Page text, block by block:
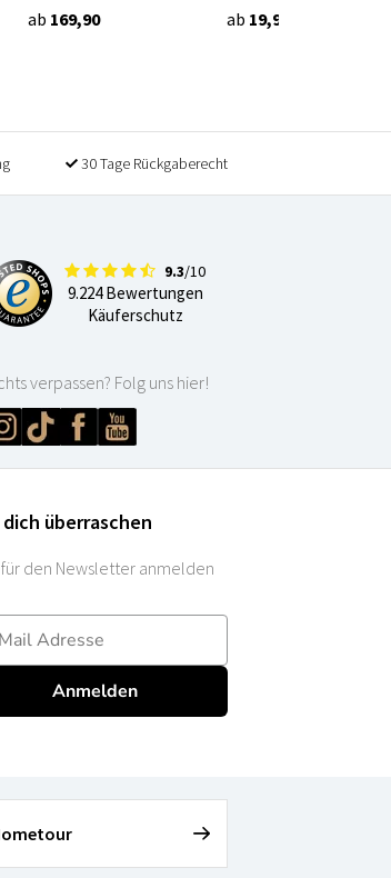
ab 169,90 ab 19,95
30 Tage Rückgaberecht
9.3/10
9.224 Bewertungen
Käuferschutz
verpassen? Folg uns hier!
dich überraschen
den Newsletter anmelden
Anmelden